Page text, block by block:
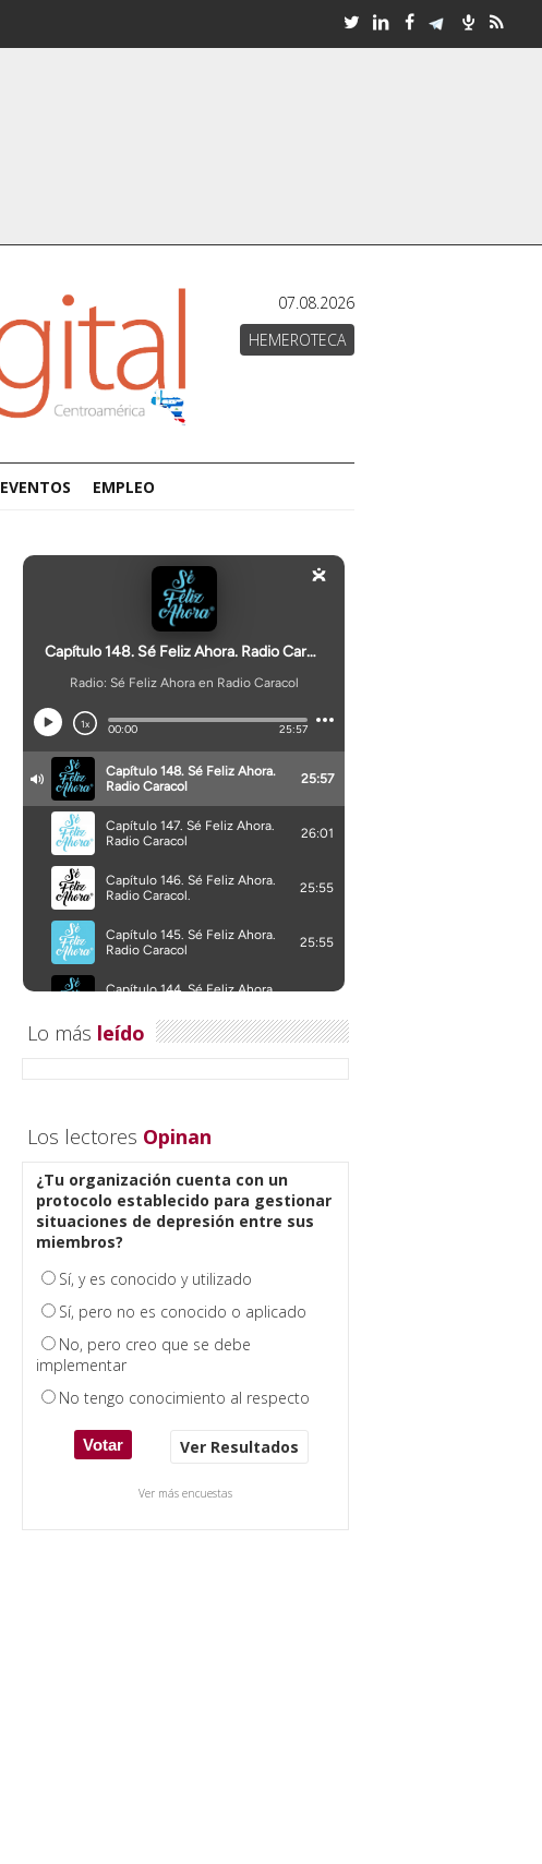
07.08.2026
HEMEROTECA
EVENTOS EMPLEO
Lo más leído
Los lectores Opinan
¿Tu organización cuenta con un
protocolo establecido para gestionar
situaciones de depresión entre sus
miembros?
Sí, y es conocido y utilizado
Sí, pero no es conocido o aplicado
No, pero creo que se debe
implementar
No tengo conocimiento al respecto
Ver Resultados
Ver más encuestas